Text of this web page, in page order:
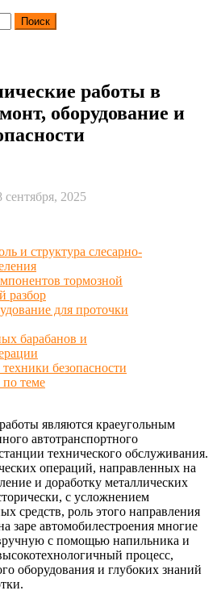
работы в
оборудование и
2025
и структура слесарно-
тормозной
разбор
для проточки
барабанов и
безопасности
теме
являются краеугольным
автотранспортного
технического обслуживания.
операций, направленных на
и доработку металлических
с усложнением
средств, роль этого направления
заре автомобилестроения многие
с помощью напильника и
процесс,
оборудования и глубоких знаний